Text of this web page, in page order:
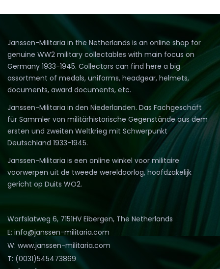
Janssen-Militaria in the Netherlands is an online shop for
genuine WW2 military collectables with main focus on
Germany 1933-1945. Collectors can find here a big
assortment of medals, uniforms, headgear, helmets,
documents, award documents, etc.
Janssen-Militaria in den Niederlanden. Das Fachgeschäft
für Sammler von militärhistorische Gegenstände aus dem
ersten und zweiten Weltkrieg mit Schwerpunkt
Deutschland 1933-1945.
Janssen-Militaria is een online winkel voor militaire
voorwerpen uit de tweede wereldoorlog, hoofdzakelijk
gericht op Duits WO2.
Warfslatweg 6, 7151HV Eibergen, The Netherlands
E: info@janssen-militaria.com
W: www.janssen-militaria.com
T: (0031)545473869